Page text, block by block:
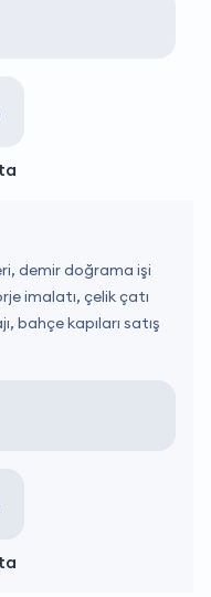
demir doğrama işi
imalatı, çelik çatı
bahçe kapıları satış